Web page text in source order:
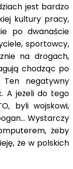
jest bardzo
kultury pracy,
po dwanaście
sportowcy,
na drogach,
chodząc po
negatywny
A jeżeli do tego
byli wojskowi,
Wystarczy
żeby
że w polskich